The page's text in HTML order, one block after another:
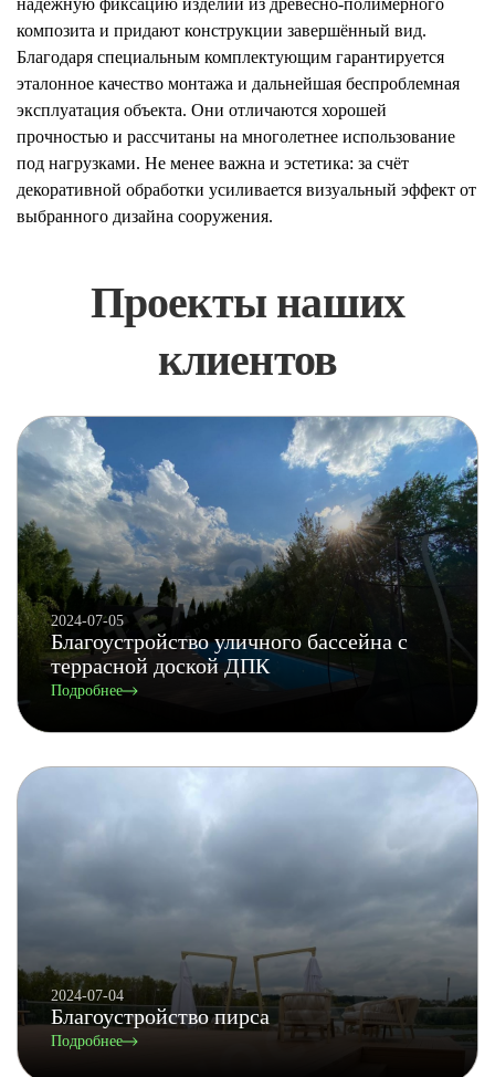
надёжную фиксацию изделий из древесно-полимерного
композита и придают конструкции завершённый вид.
Благодаря специальным комплектующим гарантируется
эталонное качество монтажа и дальнейшая беспроблемная
эксплуатация объекта. Они отличаются хорошей
прочностью и рассчитаны на многолетнее использование
под нагрузками. Не менее важна и эстетика: за счёт
декоративной обработки усиливается визуальный эффект от
выбранного дизайна сооружения.
Проекты наших
клиентов
2024-07-05
Благоустройство уличного бассейна с
террасной доской ДПК
Подробнее
2024-07-04
Благоустройство пирса
Подробнее